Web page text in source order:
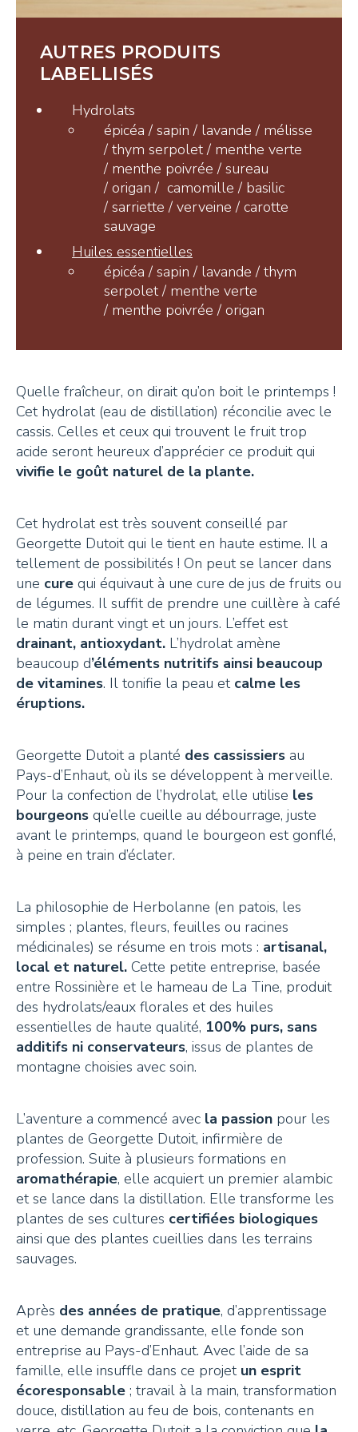
Miel et autres douceurs
Ambassadeurs
CONTACT
Pays-d’Enhaut Région,
Économie et Tourisme
+41 26 924 25 25
info@pays-denhaut.ch
NEWSLETTER
S'INSCRIRE
NOUS SUIVRE
AUTRES PRODUITS
LABELLISÉS
Hydrolats
épicéa / sapin / lavande / mélisse
/ thym serpolet / menthe verte
/ menthe poivrée / sureau
/ origan / camomille / basilic
/ sarriette / verveine / carotte
sauvage
Huiles essentielles
épicéa / sapin / lavande / thym
serpolet / menthe verte
/ menthe poivrée / origan
Quelle fraîcheur, on dirait qu’on boit le printemps !
Cet hydrolat (eau de distillation) réconcilie avec le
cassis. Celles et ceux qui trouvent le fruit trop
acide seront heureux d’apprécier ce produit qui
vivifie le goût naturel de la plante.
Cet hydrolat est très souvent conseillé par
Georgette Dutoit qui le tient en haute estime. Il a
tellement de possibilités ! On peut se lancer dans
une cure qui équivaut à une cure de jus de fruits ou
de légumes. Il suffit de prendre une cuillère à café
le matin durant vingt et un jours. L’effet est
drainant, antioxydant. L’hydrolat amène
beaucoup d’éléments nutritifs ainsi beaucoup
de vitamines. Il tonifie la peau et calme les
éruptions.
Georgette Dutoit a planté des cassissiers au
Pays-d’Enhaut, où ils se développent à merveille.
Pour la confection de l’hydrolat, elle utilise les
bourgeons qu’elle cueille au débourrage, juste
avant le printemps, quand le bourgeon est gonflé,
à peine en train d’éclater.
La philosophie de Herbolanne (en patois, les
simples ; plantes, fleurs, feuilles ou racines
médicinales) se résume en trois mots : artisanal,
local et naturel. Cette petite entreprise, basée
entre Rossinière et le hameau de La Tine, produit
des hydrolats/eaux florales et des huiles
essentielles de haute qualité, 100% purs, sans
additifs ni conservateurs, issus de plantes de
montagne choisies avec soin.
L’aventure a commencé avec la passion pour les
plantes de Georgette Dutoit, infirmière de
profession. Suite à plusieurs formations en
aromathérapie, elle acquiert un premier alambic
et se lance dans la distillation. Elle transforme les
plantes de ses cultures certifiées biologiques
ainsi que des plantes cueillies dans les terrains
sauvages.
Après des années de pratique, d’apprentissage
et une demande grandissante, elle fonde son
entreprise au Pays-d’Enhaut. Avec l’aide de sa
famille, elle insuffle dans ce projet un esprit
écoresponsable ; travail à la main, transformation
douce, distillation au feu de bois, contenants en